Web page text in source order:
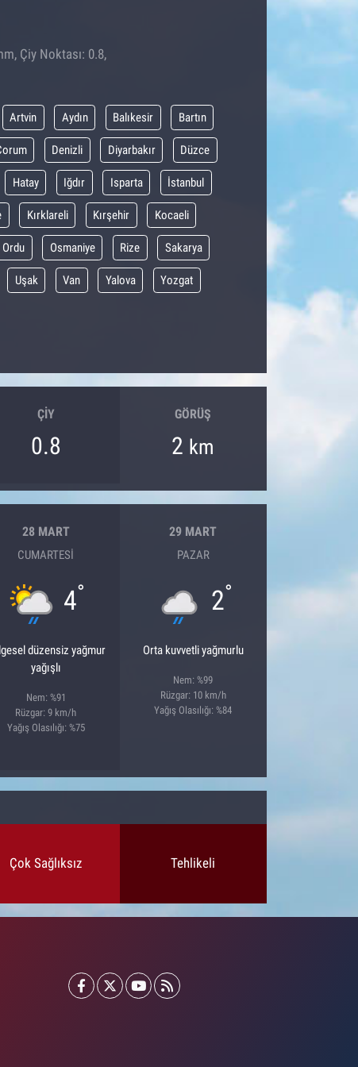
Çiy Noktası: 0.8,
Artvin Aydın Balıkesir Bartın
Denizli Diyarbakır Düzce
Hatay Iğdır Isparta İstanbul
Kırklareli Kırşehir Kocaeli
Ordu Osmaniye Rize Sakarya
Uşak Van Yalova Yozgat
ÇIY
0.8
GÖRÜŞ
2 km
28 MART
CUMARTESI
4°
düzensiz yağmur
yağışlı
Nem: %91
Rüzgar: 9 km/h
Yağış Olasılığı: %75
29 MART
PAZAR
2°
Orta kuvvetli yağmurlu
Nem: %99
Rüzgar: 10 km/h
Yağış Olasılığı: %84
Çok Sağlıksız Tehlikeli